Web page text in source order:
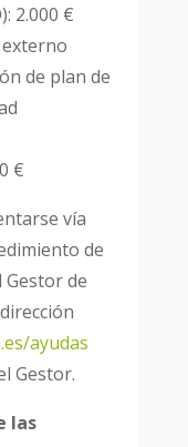
2.000 €
de plan de
€
vía
de
de
ayudas
Gestor.
las